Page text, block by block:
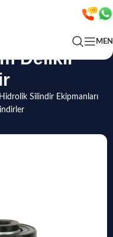
Delikli
Hidrolik Silindir Ekipmanları